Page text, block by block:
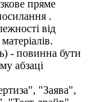
пряме
.
від
- повинна бути
абзаці
"Заява",